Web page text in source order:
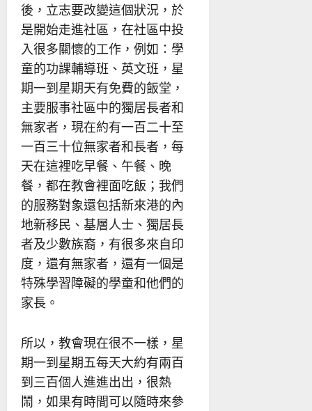
後，立志要改變這個狀況，於
是開始走進社區，在社區中投
入很多關懷的工作，例如：學
童的功課輔導班、英文班，星
期一到星期天有免費的飯堂，
主要服事社區中的獨居長者和
無家者，現在約有一百二十至
一百三十位無家者和長者，每
天在這裡吃早餐、午餐、晚
餐，都在教會裡面吃飯；我們
的服務對象還包括新來港的內
地新移民、基層人士、獨居長
者及少數族裔，有很多來自印
度，還有無家者，還有一個是
特殊學習障礙的學童和他們的
家長。
所以，教會現在很不一樣，星
期一到星期五每天大約有兩百
到三百個人進進出出，很熱
鬧，如果有時間可以隨時來參